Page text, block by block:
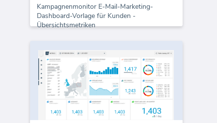
Kampagnenmonitor E-Mail-Marketing-
Dashboard-Vorlage für Kunden -
Übersichtsmetriken